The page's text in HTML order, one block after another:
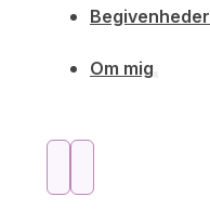
Begivenheder
Om mig